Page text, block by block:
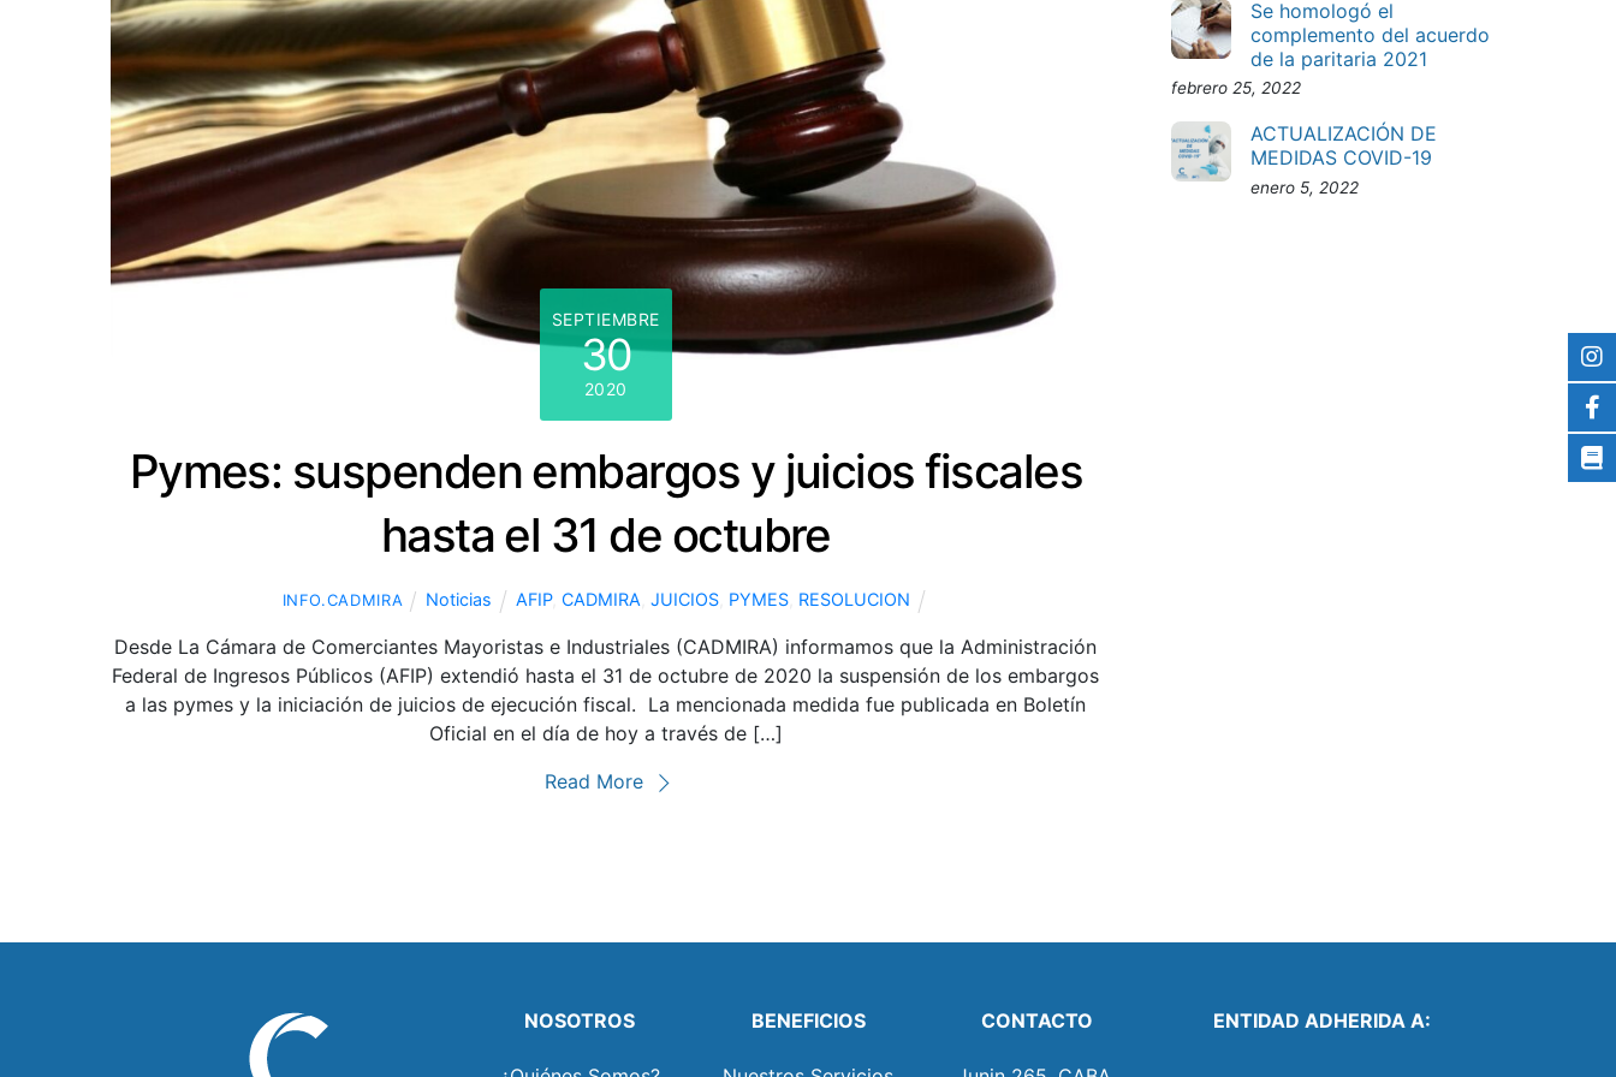
SEPTIEMBRE
30
2020
Pymes: suspenden embargos y juicios fiscales
hasta el 31 de octubre
INFO.CADMIRA Noticias AFIP, CADMIRA JUICIOS, PYMES, RESOLUCION
Desde La Cámara de Comerciantes Mayoristas e Industriales (CADMIRA) informamos que la Administración
Federal de Ingresos Públicos (AFIP) extendió hasta el 31 de octubre de 2020 la suspensión de los embargos
a las pymes y la iniciación de juicios de ejecución fiscal. La mencionada medida fue publicada en Boletín
Oficial en el día de hoy a través de […]
Read More
Se homologó el
complemento del acuerdo
de la paritaria 2021
febrero 25, 2022
ACTUALIZACIÓN DE
MEDIDAS COVID-19
enero 5, 2022
NOSOTROS BENEFICIOS CONTACTO ENTIDAD ADHERIDA A: